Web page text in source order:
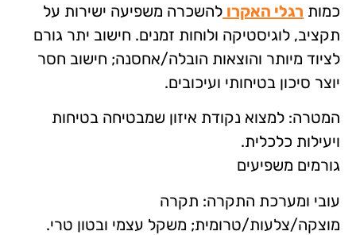
כמות רגלי האקרו להשכרה משפיעה ישירות על
תקציב, לוגיסטיקה ולוחות זמנים. חישוב יתר גורם
לציוד מיותר והוצאות הובלה/אחסנה; חישוב חסר
יוצר סיכון בטיחותי ועיכובים.
המטרה: למצוא נקודת איזון שמבטיחה בטיחות
ויעילות כלכלית.
גורמים משפיעים
עובי ומערכת התקרה: תקרה
מוצקה/צלעות/טרומית; משקל עצמי ובטון טרי.